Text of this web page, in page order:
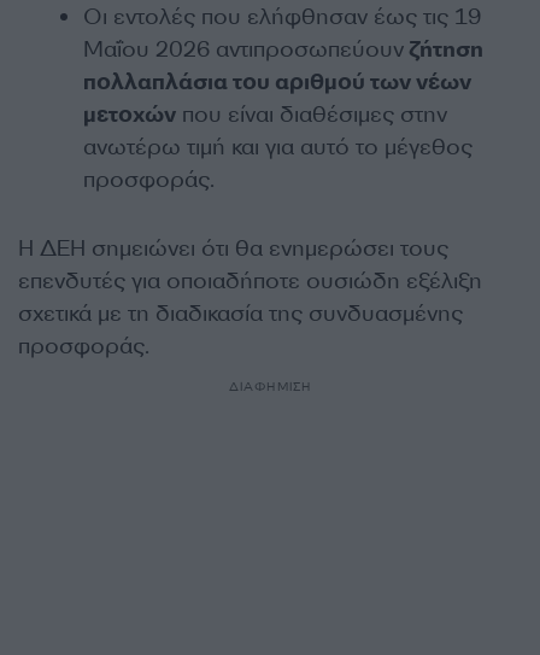
Οι εντολές που ελήφθησαν έως τις 19
Μαΐου 2026 αντιπροσωπεύουν ζήτηση
πολλαπλάσια του αριθμού των νέων
μετοχών που είναι διαθέσιμες στην
ανωτέρω τιμή και για αυτό το μέγεθος
προσφοράς.
Η ΔΕΗ σημειώνει ότι θα ενημερώσει τους
επενδυτές για οποιαδήποτε ουσιώδη εξέλιξη
σχετικά με τη διαδικασία της συνδυασμένης
προσφοράς.
ΔΙΑΦΗΜΙΣΗ